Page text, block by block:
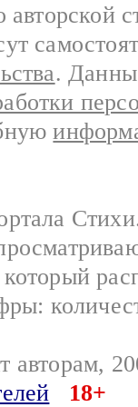
.
авторам,
18+